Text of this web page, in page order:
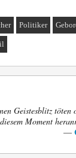
Politiker
Geistesblitz töten
Moment
—